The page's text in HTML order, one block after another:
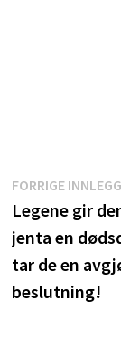
FORRIGE INNLEGG
Legene gir
jenta en
tar de en
beslutning!